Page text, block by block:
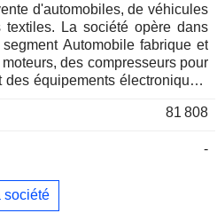
d'automobiles, de véhicules
textiles. La société opère dans
Automobile fabrique et
des compresseurs pour
équipements électroniques,
fourche, des équipements
solutions logistiques et des
des machines à tisser et des
équipements de mesure de la
81 808
-
société